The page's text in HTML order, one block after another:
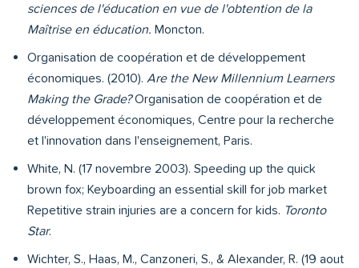
sciences de l'éducation en vue de l'obtention de la
Maîtrise en éducation. Moncton.
Organisation de coopération et de développement
économiques. (2010). Are the New Millennium Learners
Making the Grade?Organisation de coopération et de
développement économiques, Centre pour la recherche
et l'innovation dans l'enseignement, Paris.
White, N. (17 novembre 2003). Speeding up the quick
brown fox; Keyboarding an essential skill for job market
Repetitive strain injuries are a concern for kids. Toronto
Star.
Wichter, S., Haas, M., Canzoneri, S., & Alexander, R. (19 aout